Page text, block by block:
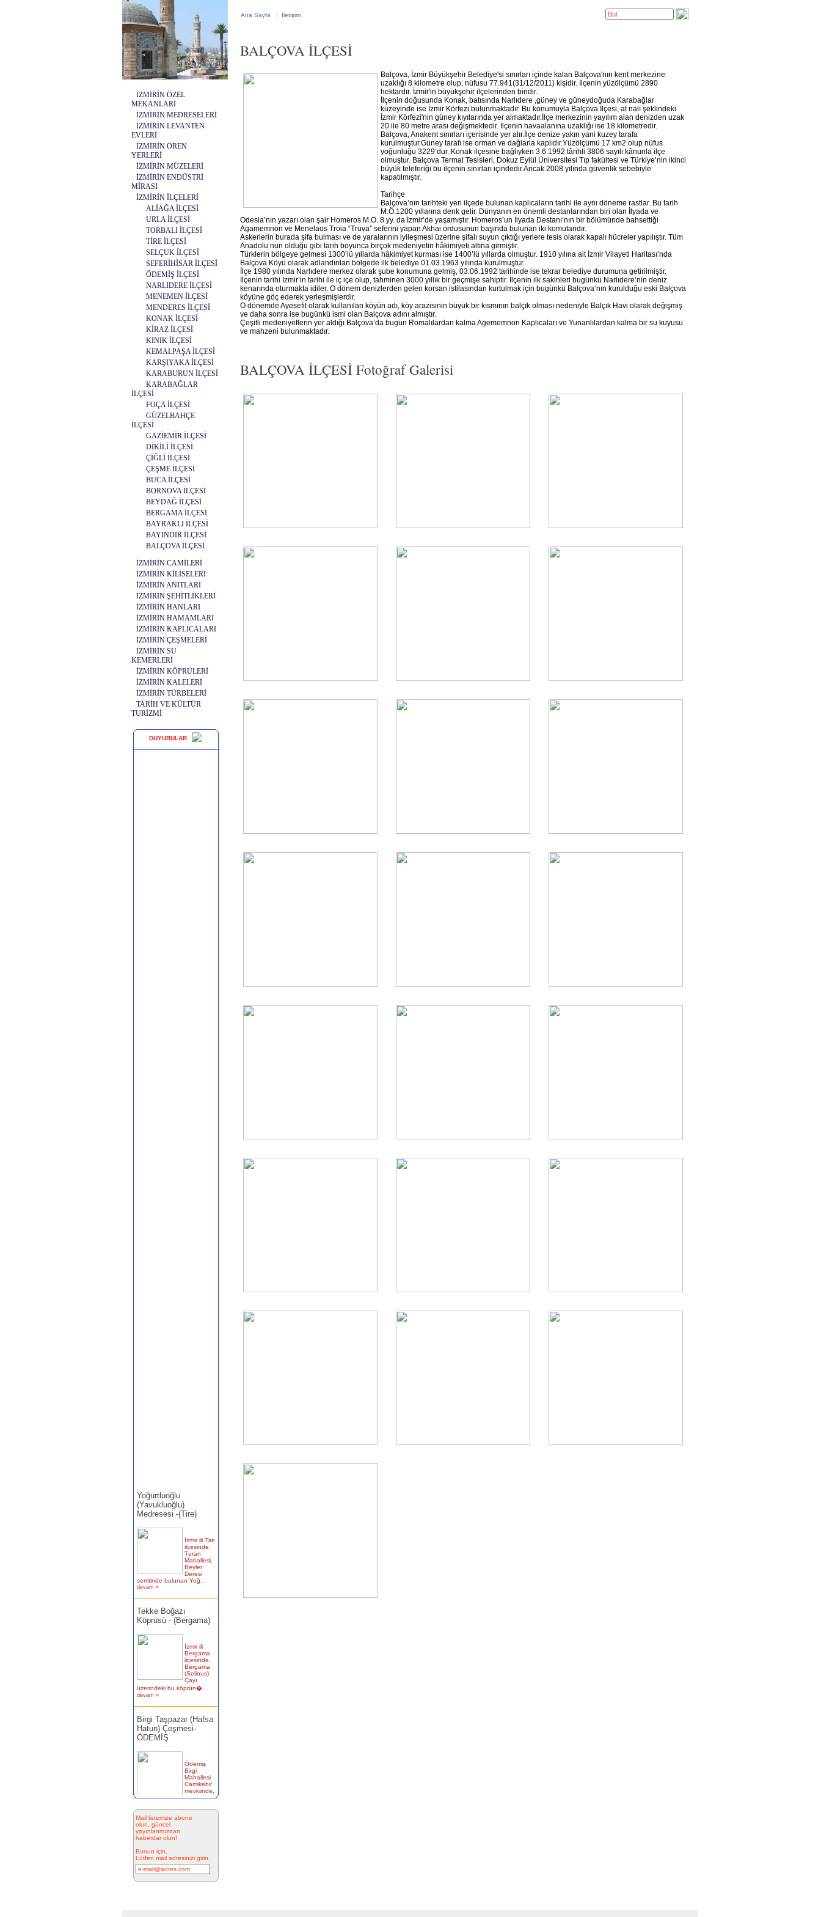
İZMİRİN ÖZEL
MEKANLARI
İZMİRİN MEDRESELERİ
İZMİRİN LEVANTEN
EVLERİ
İZMİRİN ÖREN
YERLERİ
İZMİRİN MÜZELERİ
İZMİRİN ENDÜSTRİ
MİRASI
İZMİRİN İLÇELERİ
ALİAĞA İLÇESİ
URLA İLÇESİ
TORBALI İLÇESİ
TİRE İLÇESİ
SELÇUK İLÇESİ
SEFERİHİSAR İLÇESİ
ÖDEMİŞ İLÇESİ
NARLIDERE İLÇESİ
MENEMEN İLÇESİ
MENDERES İLÇESİ
KONAK İLÇESİ
KİRAZ İLÇESİ
KINIK İLÇESİ
KEMALPAŞA İLÇESİ
KARŞIYAKA İLÇESİ
KARABURUN İLÇESİ
KARABAĞLAR
İLÇESİ
FOÇA İLÇESİ
GÜZELBAHÇE
İLÇESİ
GAZİEMİR İLÇESİ
DİKİLİ İLÇESİ
ÇİĞLİ İLÇESİ
ÇEŞME İLÇESİ
BUCA İLÇESİ
BORNOVA İLÇESİ
BEYDAĞ İLÇESİ
BERGAMA İLÇESİ
BAYRAKLI İLÇESİ
BAYINDIR İLÇESİ
BALÇOVA İLÇESİ
İZMİRİN CAMİLERİ
İZMİRİN KİLİSELERİ
İZMİRİN ANITLARI
İZMİRİN ŞEHİTLİKLERİ
İZMİRİN HANLARI
İZMİRİN HAMAMLARI
İZMİRİN KAPLICALARI
İZMİRİN ÇEŞMELERİ
İZMİRİN SU
KEMERLERİ
İZMİRİN KÖPRÜLERİ
İZMİRİN KALELERİ
İZMİRİN TÜRBELERİ
TARİH VE KÜLTÜR
TURİZMİ
DUYURULAR
(Yavukluoğlu)
Medresesi -(Tire)
ilçesinde,
Turan
Mahallesi,
Beyler
Deresi
semtinde bulunan Yoğ...
devam »
Köprüsü - (Bergama)
Bergama
ilçesinde,
Bergama
(Selinus)
Çayı
üzerindeki bu köprün�...
devam »
Hatun) Çeşmesi-
ÖDEMİŞ
Birgi
Mahallesi
Camikebir
mevkiinde,
Taşpazar
semti 253 ada 4 parselde...
Kitabesiz Çeşmeler 4-
ÇEŞME
Resimde
görülen
çeşme
İnkilap
Mail listemize abone
olun, güncel
yayınlarımızdan
haberdar olun!
Bunun için,
Lütfen mail adresinizi girin.
Ana Sayfa İletişim
BALÇOVA İLÇESİ
Balçova, İzmir Büyükşehir Belediye'si sınırları içinde kalan Balçova'nın kent merkezine
uzaklığı 8 kilometre olup, nüfusu 77.941(31/12/2011) kişidir. İlçenin yüzölçümü 2890
hektardır. İzmir'in büyükşehir ilçelerinden biridir.
İlçenin doğusunda Konak, batısında Narlıdere ,güney ve güneydoğuda Karabağlar
kuzeyinde ise İzmir Körfezi bulunmaktadır. Bu konumuyla Balçova İlçesi, at nalı şeklindeki
İzmir Körfezi'nin güney kıyılarında yer almaktadır.İlçe merkezinin yayılım alan denizden uzak
20 ile 80 metre arası değişmektedir. İlçenin havaalanına uzaklığı ise 18 kilometredir.
Balçova, Anakent sınırları içerisinde yer alır.İlçe denize yakın yani kuzey tarafa
kurulmuştur.Güney tarafı ise orman ve dağlarla kaplıdır.Yüzölçümü 17 km2 olup nüfus
yoğunluğu 3229’dur. Konak ilçesine bağlıyken 3.6.1992 târihli 3806 sayılı kânunla ilçe
olmuştur. Balçova Termal Tesisleri, Dokuz Eylül Üniversitesi Tıp fakültesi ve Türkiye’nin ikinci
büyük teleferiği bu ilçenin sınırları içindedir.Ancak 2008 yılında güvenlik sebebiyle
kapatılmıştır.
Tarihçe
Balçova’nın tarihteki yeri ilçede bulunan kaplıcaların tarihi ile aynı döneme rastlar. Bu tarih
M.Ö.1200 yıllarına denk gelir. Dünyanın en önemli destanlarından biri olan İlyada ve
Odesia’nın yazarı olan şair Homeros M.Ö. 8 yy. da İzmir’de yaşamıştır. Homeros’un İlyada Destanı’nın bir bölümünde bahsettiği
Agamemnon ve Menelaos Troia “Truva” seferini yapan Akhai ordusunun başında bulunan iki komutandır.
Askerlerin burada şifa bulması ve de yaralarının iyileşmesi üzerine şifalı suyun çıktığı yerlere tesis olarak kapalı hücreler yapılıştır. Tüm
Anadolu’nun olduğu gibi tarih boyunca birçok medeniyetin hâkimiyeti altına girmiştir.
Türklerin bölgeye gelmesi 1300’lü yıllarda hâkimiyet kurması ise 1400’lü yıllarda olmuştur. 1910 yılına ait İzmir Vilayeti Haritası’nda
Balçova Köyü olarak adlandırılan bölgede ilk belediye 01.03.1963 yılında kurulmuştur.
İlçe 1980 yılında Narlıdere merkez olarak şube konumuna gelmiş, 03.06.1992 tarihinde ise tekrar belediye durumuna getirilmiştir.
İlçenin tarihi İzmir’in tarihi ile iç içe olup, tahminen 3000 yıllık bir geçmişe sahiptir. İlçenin ilk sakinleri bugünkü Narlıdere’nin deniz
kenarında oturmakta idiler. O dönem denizlerden gelen korsan istilasından kurtulmak için bugünkü Balçova’nın kurulduğu eski Balçova
köyüne göç ederek yerleşmişlerdir.
O dönemde Ayesefit olarak kullanılan köyün adı, köy arazisinin büyük bir kısmının balçık olması nedeniyle Balçık Havi olarak değişmiş
ve daha sonra ise bugünkü ismi olan Balçova adını almıştır.
Çeşitli medeniyetlerin yer aldığı Balçova’da bugün Romalılardan kalma Agememnon Kaplıcaları ve Yunanlılardan kalma bir su kuyusu
ve mahzeni bulunmaktadır.
BALÇOVA İLÇESİ Fotoğraf Galerisi